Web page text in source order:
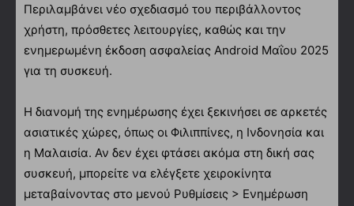
Περιλαμβάνει νέο σχεδιασμό του περιβάλλοντος
χρήστη, πρόσθετες λειτουργίες, καθώς και την
ενημερωμένη έκδοση ασφαλείας Android Μαΐου 2025
για τη συσκευή.
Η διανομή της ενημέρωσης έχει ξεκινήσει σε αρκετές
ασιατικές χώρες, όπως οι Φιλιππίνες, η Ινδονησία και
η Μαλαισία. Αν δεν έχει φτάσει ακόμα στη δική σας
συσκευή, μπορείτε να ελέγξετε χειροκίνητα
μεταβαίνοντας στο μενού Ρυθμίσεις > Ενημέρωση